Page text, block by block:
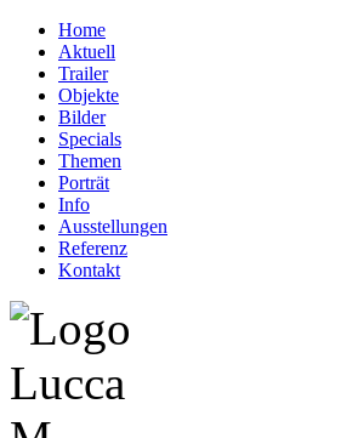
Home
Aktuell
Trailer
Objekte
Bilder
Specials
Themen
Porträt
Info
Ausstellungen
Referenz
Kontakt